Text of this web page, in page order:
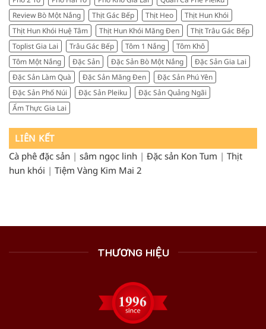
Review Bò Một Nắng
Thịt Gác Bếp Thịt Heo
Thịt Hun Khói
Thịt Hun Khói Huệ Tâm
Thịt Hun Khói Măng Đen
Thịt Trâu Gác Bếp
Toplist Gia Lai
Trâu Gác Bếp Tôm 1 Nắng
Tôm Khô
Tôm Một Nắng
Đặc Sản Đặc Sản Bò Một Nắng
Đặc Sản Gia Lai
Đặc Sản Làm Quà
Đặc Sản Măng Đen
Đặc Sản Phú Yên
Đặc Sản Phố Núi
Đặc Sản Pleiku
Đặc Sản Quảng Ngãi
Ẩm Thực Gia Lai
LIÊN KẾT
Cà phê đặc sản | sâm ngọc linh | Đặc sản Kon Tum | Thịt
hun khói | Tiệm Vàng Kim Mai 2
THƯƠNG HIỆU